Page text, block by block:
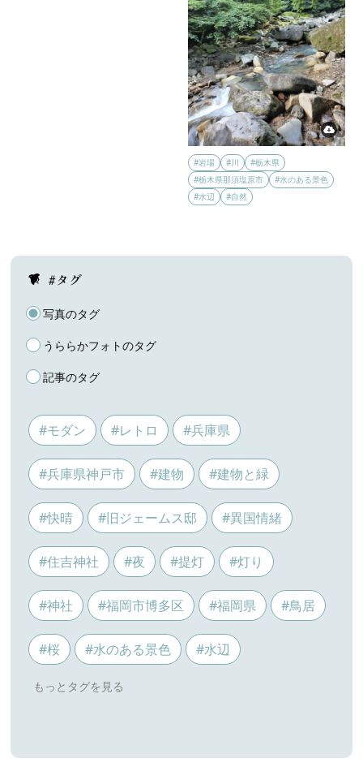
#岩場 #川
#栃木県
#栃木県那須塩原市
#水のある景色
#水辺
#自然
#タグ
写真のタグ
うららかフォトのタグ
記事のタグ
#モダン #レトロ #兵庫県
#兵庫県神戸市 #建物 #建物と緑
#快晴 #旧ジェームス邸 #異国情緒
#住吉神社 #夜 #提灯 #灯り
#神社 #福岡市博多区 #福岡県 #鳥居
#桜 #水のある景色 #水辺